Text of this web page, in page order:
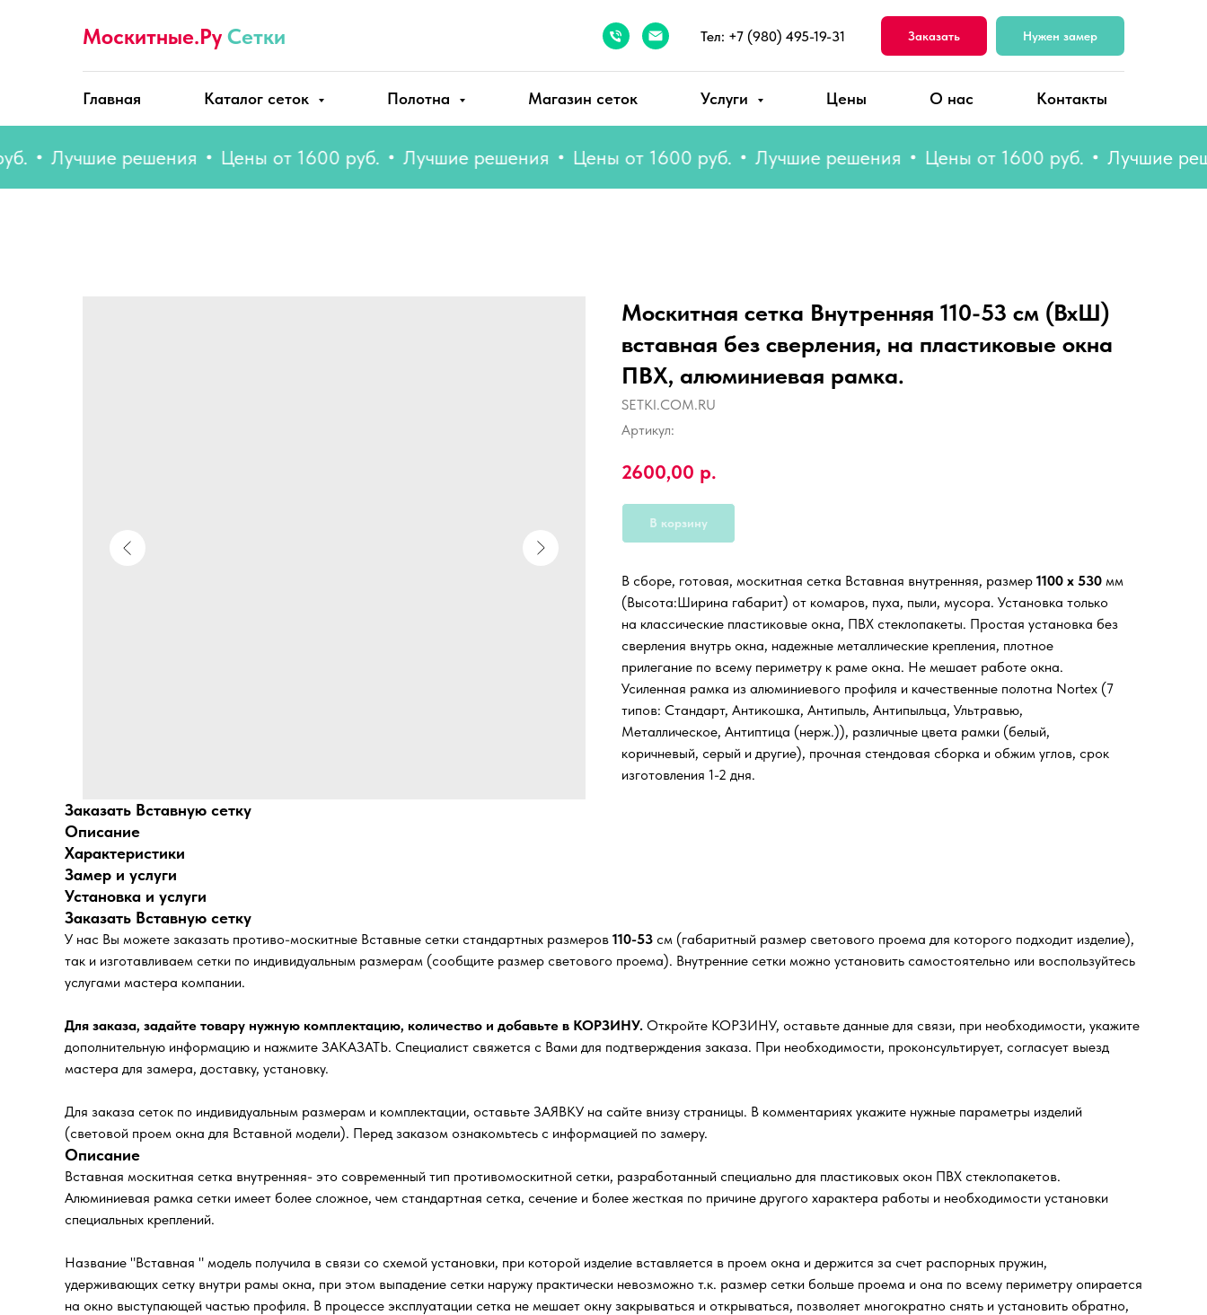
Москитные.Ру Сетки Тел: +7 (980) 495-19-31 Заказать Нужен замер
Главная Каталог сеток Полотна Магазин сеток Услуги Цены О нас Контакты
Лучшие решения Цены от 1600 руб. Лучшие решения Цены от 1600 руб. Лучшие решения Цены от 1600 руб. Лучшие
Москитная сетка Внутренняя 110-53 см (ВхШ)
вставная без сверления, на пластиковые окна
ПВХ, алюминиевая рамка.
SETKI.COM.RU
Артикул:
2600,00 р.
В корзину
В сборе, готовая, москитная сетка Вставная внутренняя, размер 1100 х 530 мм
(Высота:Ширина габарит) от комаров, пуха, пыли, мусора. Установка только
на классические пластиковые окна, ПВХ стеклопакеты. Простая установка без
сверления внутрь окна, надежные металлические крепления, плотное
прилегание по всему периметру к раме окна. Не мешает работе окна.
Усиленная рамка из алюминиевого профиля и качественные полотна Nortex (7
типов: Стандарт, Антикошка, Антипыль, Антипыльца, Ультравью,
Металлическое, Антиптица (нерж.)), различные цвета рамки (белый,
коричневый, серый и другие), прочная стендовая сборка и обжим углов, срок
изготовления 1-2 дня.
Заказать Вставную сетку
Описание
Характеристики
Замер и услуги
Установка и услуги
Заказать Вставную сетку
У нас Вы можете заказать противо-москитные Вставные сетки стандартных размеров 110-53 см (габаритный размер светового проема для которого подходит изделие),
так и изготавливаем сетки по индивидуальным размерам (сообщите размер светового проема). Внутренние сетки можно установить самостоятельно или воспользуйтесь
услугами мастера компании.
Для заказа, задайте товару нужную комплектацию, количество и добавьте в КОРЗИНУ. Откройте КОРЗИНУ, оставьте данные для связи, при необходимости, укажите
дополнительную информацию и нажмите ЗАКАЗАТЬ. Специалист свяжется с Вами для подтверждения заказа. При необходимости, проконсультирует, согласует выезд
мастера для замера, доставку, установку.
Для заказа сеток по индивидуальным размерам и комплектации, оставьте ЗАЯВКУ на сайте внизу страницы. В комментариях укажите нужные параметры изделий
(световой проем окна для Вставной модели). Перед заказом ознакомьтесь с информацией по замеру.
Описание
Вставная москитная сетка внутренняя- это современный тип противомоскитной сетки, разработанный специально для пластиковых окон ПВХ стеклопакетов.
Алюминиевая рамка сетки имеет более сложное, чем стандартная сетка, сечение и более жесткая по причине другого характера работы и необходимости установки
специальных креплений.
Название "Вставная " модель получила в связи со схемой установки, при которой изделие вставляется в проем окна и держится за счет распорных пружин,
удерживающих сетку внутри рамы окна, при этом выпадение сетки наружу практически невозможно т.к. размер сетки больше проема и она по всему периметру опирается
на окно выступающей частью профиля. В процессе эксплуатации сетка не мешает окну закрываться и открываться, позволяет многократно снять и установить обратно,